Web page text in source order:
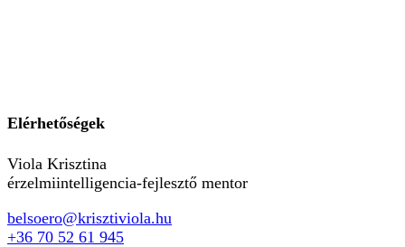
Elérhetőségek
Viola Krisztina
érzelmiintelligencia-fejlesztő mentor
belsoero@krisztiviola.hu
+36 70 52 61 945